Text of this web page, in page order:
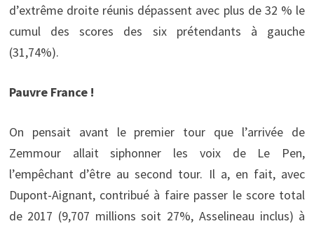
d’extrême droite réunis dépassent avec plus de 32 % le
cumul des scores des six prétendants à gauche
(31,74%).
Pauvre France !
On pensait avant le premier tour que l’arrivée de
Zemmour allait siphonner les voix de Le Pen,
l’empêchant d’être au second tour. Il a, en fait, avec
Dupont-Aignant, contribué à faire passer le score total
de 2017 (9,707 millions soit 27%, Asselineau inclus) à